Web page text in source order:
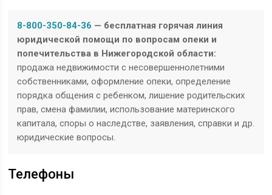
8-800-350-84-36 — бесплатная горячая линия
юридической помощи по вопросам опеки и
попечительства в Нижегородской области:
продажа недвижимости с несовершеннолетними
собственниками, оформление опеки, определение
порядка общения с ребенком, лишение родительских
прав, смена фамилии, использование материнского
капитала, споры о наследстве, заявления, справки и др.
юридические вопросы.
Телефоны